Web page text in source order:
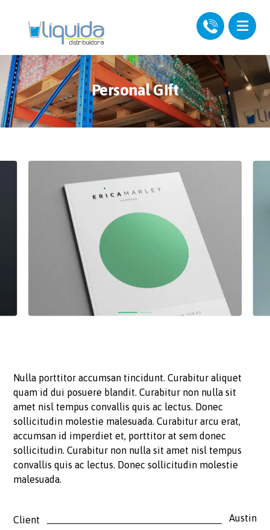
Personal Gift
Nulla porttitor accumsan tincidunt. Curabitur aliquet
quam id dui posuere blandit. Curabitur non nulla sit
amet nisl tempus convallis quis ac lectus. Donec
sollicitudin molestie malesuada. Curabitur arcu erat,
accumsan id imperdiet et, porttitor at sem donec
sollicitudin. Curabitur non nulla sit amet nisl tempus
convallis quis ac lectus. Donec sollicitudin molestie
malesuada.
Client Austin